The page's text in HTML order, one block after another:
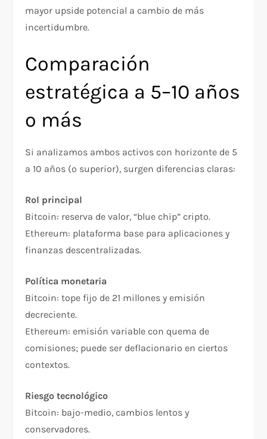
mayor upside potencial a cambio de más
incertidumbre.
Comparación
estratégica a 5–10 años
o más
Si analizamos ambos activos con horizonte de 5
a 10 años (o superior), surgen diferencias claras:
Rol principal
Bitcoin: reserva de valor, “blue chip” cripto.
Ethereum: plataforma base para aplicaciones y
finanzas descentralizadas.
Política monetaria
Bitcoin: tope fijo de 21 millones y emisión
decreciente.
Ethereum: emisión variable con quema de
comisiones; puede ser deflacionario en ciertos
contextos.
Riesgo tecnológico
Bitcoin: bajo-medio, cambios lentos y
conservadores.